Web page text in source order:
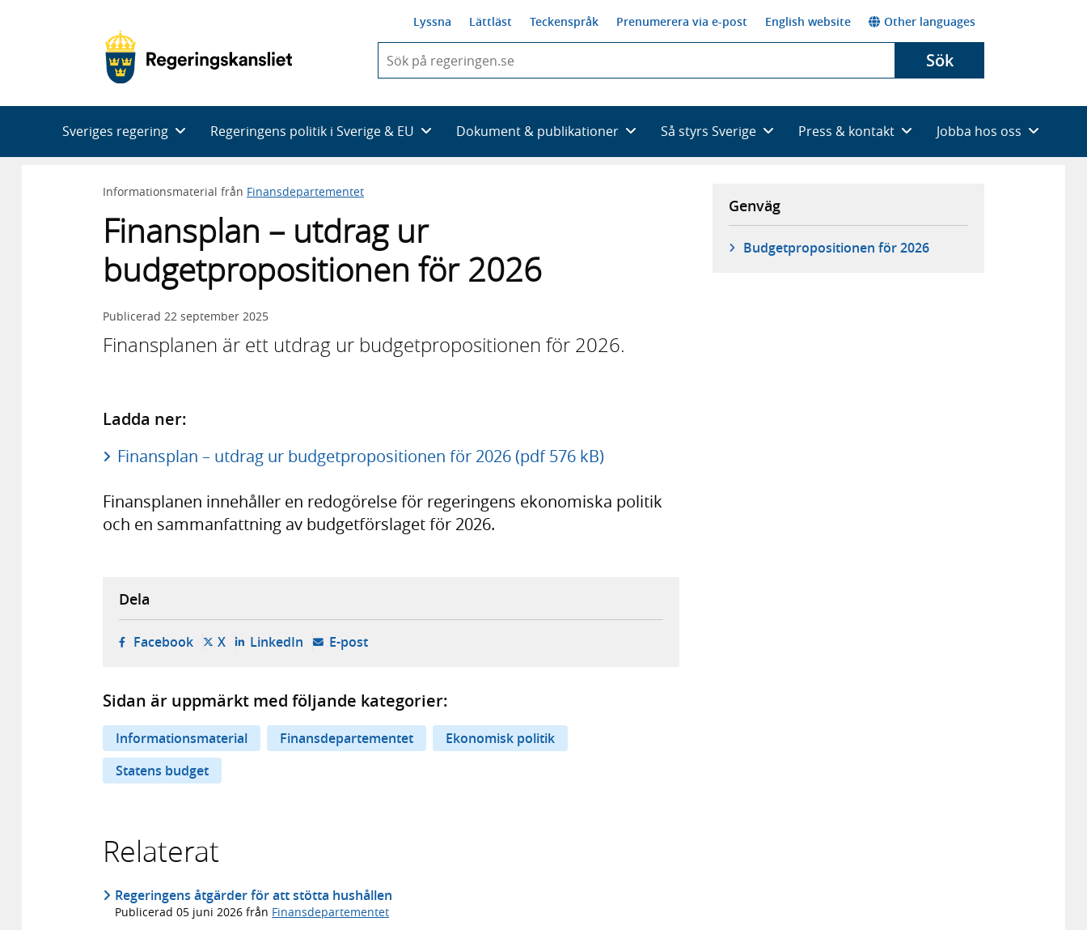
Lyssna Lättläst Teckenspråk Prenumerera via e-post English website Other languages
du
skriva
framträder
en
Sök
Sveriges regering Regeringens politik i Sverige & EU Dokument & publikationer Så styrs Sverige Press & kontakt Jobba hos oss
Informationsmaterial från Finansdepartementet
Finansplan – utdrag ur
budgetpropositionen för 2026
Publicerad 22 september 2025
Finansplanen är ett utdrag ur budgetpropositionen för 2026.
Ladda ner:
Finansplan – utdrag ur budgetpropositionen för 2026 (pdf 576 kB)
Finansplanen innehåller en redogörelse för regeringens ekonomiska politik
och en sammanfattning av budgetförslaget för 2026.
Genväg
Budgetpropositionen för 2026
Dela
Facebook- öppnas i ny flik, extern webbplats,
X- öppnas i ny flik, extern webbplats,
LinkedIn- öppnas i ny flik, extern webbplats,
E-post- öppnar din e-postklient,
Sidan är uppmärkt med följande kategorier:
Informationsmaterial Finansdepartementet
Ekonomisk politik
Statens budget
Relaterat
Regeringens åtgärder för att stötta hushållen
Publicerad 05 juni 2026 från Finansdepartementet